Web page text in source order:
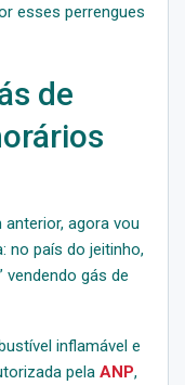
esses perrengues
de
agora vou
no país do jeitinho,
vendendo gás de
inflamável e
pela ANP,